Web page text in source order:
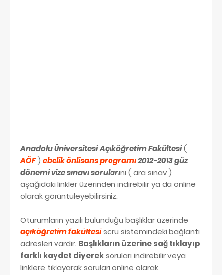
Anadolu ÜniversitesiAçıköğretim Fakültesi(
AÖF) ebelik önlisans programı2012-2013 güz
dönemi vize sınavı sorularını ( ara sınav )
aşağıdaki linkler üzerinden indirebilir ya da online
olarak görüntüleyebilirsiniz.
Oturumların yazılı bulunduğu başlıklar üzerinde
açıköğretim fakültesisoru sistemindeki bağlantı
adresleri vardır. Başlıkların üzerine sağ tıklayıp
farklı kaydet diyereksoruları indirebilir veya
linklere tıklayarak soruları online olarak